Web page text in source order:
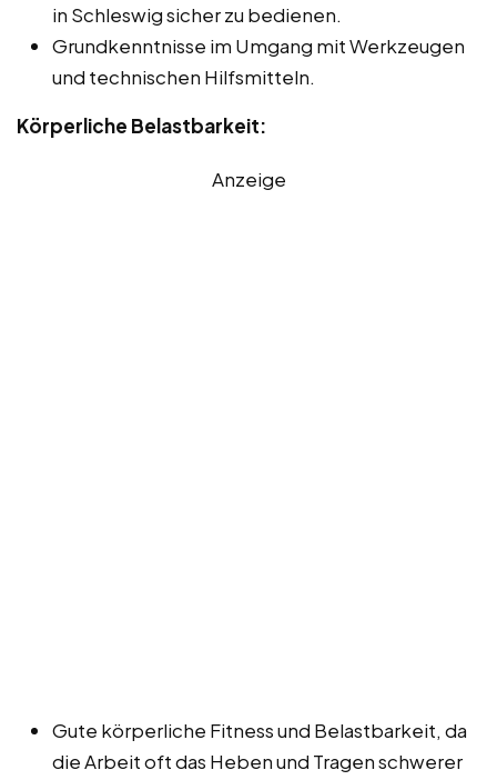
in Schleswig sicher zu bedienen.
Grundkenntnisse im Umgang mit Werkzeugen
und technischen Hilfsmitteln.
Körperliche Belastbarkeit:
Anzeige
Gute körperliche Fitness und Belastbarkeit, da
die Arbeit oft das Heben und Tragen schwerer